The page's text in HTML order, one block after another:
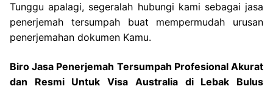
Tunggu apalagi, segeralah hubungi kami sebagai jasa
penerjemah tersumpah buat mempermudah urusan
penerjemahan dokumen Kamu.
Biro Jasa Penerjemah Tersumpah Profesional Akurat
dan Resmi Untuk Visa Australia di Lebak Bulus